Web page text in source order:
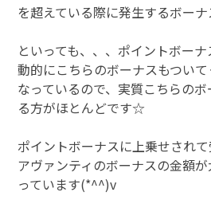
を超えている際に発生するボーナ
といっても、、、ポイントボー
動的にこちらのボーナスもつい
なっているので、実質こちらの
る方がほとんどです☆
ポイントボーナスに上乗せされ
アヴァンティのボーナスの金額
っています(*^^)v